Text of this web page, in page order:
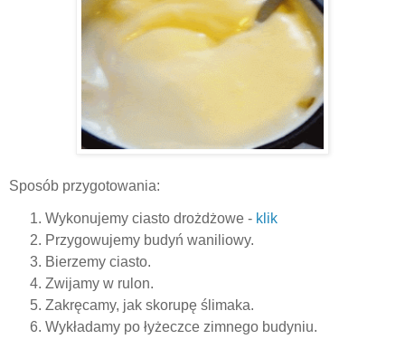
Sposób przygotowania:
Wykonujemy ciasto drożdżowe - klik
Przygowujemy budyń waniliowy.
Bierzemy ciasto.
Zwijamy w rulon.
Zakręcamy, jak skorupę ślimaka.
Wykładamy po łyżeczce zimnego budyniu.